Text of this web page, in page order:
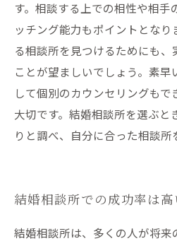
す。相談する上での相性や相手
ッチング能力もポイントとなり
る相談所を見つけるためにも、
ことが望ましいでしょう。素
して個別のカウンセリングも
大切です。結婚相談所を選ぶと
りと調べ、自分に合った相談所
結婚相談所での成功率は高
結婚相談所は、多くの人が将来